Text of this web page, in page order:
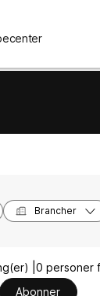
Brancher
| 0 personer
Abonner